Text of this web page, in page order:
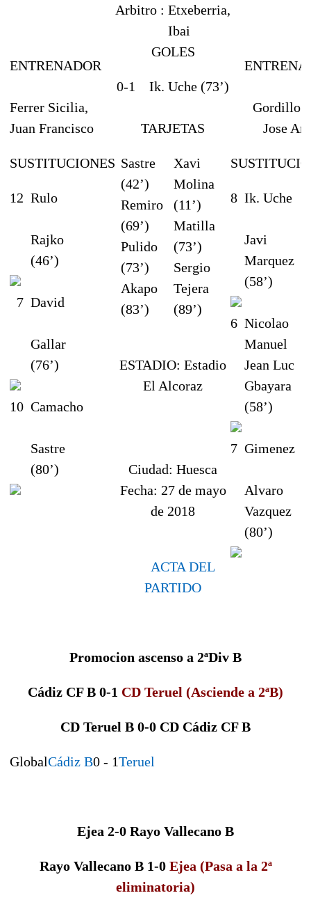
Arbitro : Etxeberria,
Ibai
ENTRENADOR
Ferrer Sicilia,
Juan Francisco
SUSTITUCIONES
12 Rulo
Rajko
(46’)
7 David
Gallar
(76’)
10 Camacho
Sastre
(80’)
GOLES
0-1 Ik. Uche (73’)
TARJETAS
Sastre
(42’)
Remiro
(69’)
Pulido
(73’)
Akapo
(83’)
Xavi
Molina
(11’)
Matilla
(73’)
Sergio
Tejera
(89’)
ESTADIO: Estadio
El Alcoraz
Ciudad: Huesca
Fecha: 27 de mayo
de 2018
ACTA DEL
PARTIDO
Gordillo
Jose
8 Ik. Uche
Javi
Marquez
(58’)
6 Nicolao
Manuel
Jean Luc
Gbayara
(58’)
7 Gimenez
Alvaro
Vazquez
(80’)
Promocion ascenso a 2ªDiv B
Cádiz CF B 0-1 CD Teruel (Asciende a 2ªB)
CD Teruel B 0-0 CD Cádiz CF B
GlobalCádiz B0 - 1Teruel
Ejea 2-0 Rayo Vallecano B
Rayo Vallecano B1-0 Ejea (Pasa a la 2ª
eliminatoria)